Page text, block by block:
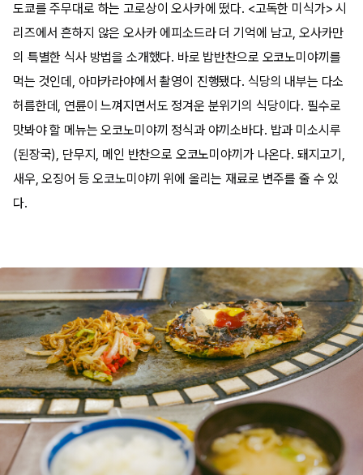
도쿄를 주무대로 하는 고로상이 오사카에 떴다. <고독한 미식가> 시
리즈에서 흔하지 않은 오사카 에피소드라 더 기억에 남고, 오사카만
의 특별한 식사 방법을 소개했다. 바로 밥반찬으로 오코노미야끼를
먹는 것인데, 아마카라야에서 촬영이 진행됐다. 식당의 내부는 다소
허름한데, 연륜이 느껴지면서도 정겨운 분위기의 식당이다. 필수로
맛봐야 할 메뉴는 오코노미야끼 정식과 야끼소바다. 밥과 미소시루
(된장국), 단무지, 메인 반찬으로 오코노미야끼가 나온다. 돼지고기,
새우, 오징어 등 오코노미야끼 위에 올리는 재료로 변주를 줄 수 있
다.